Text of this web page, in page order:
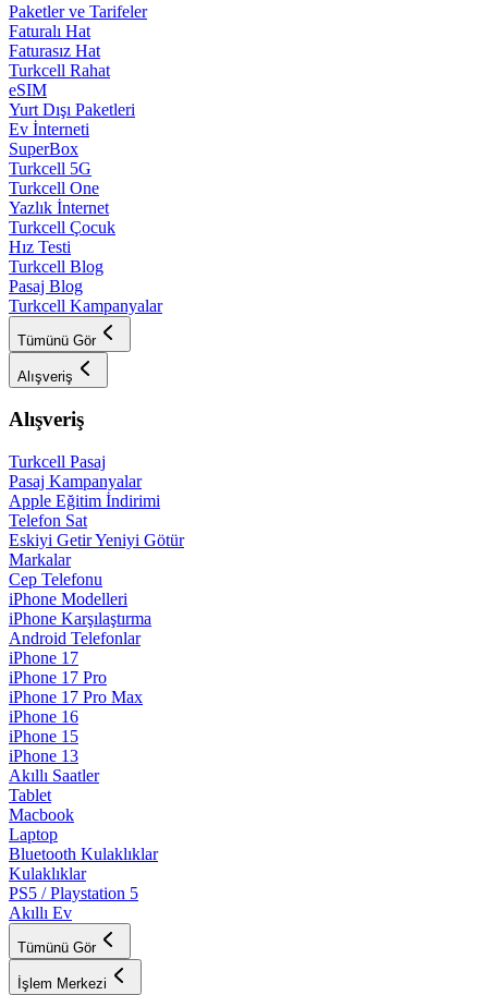
Paketler ve Tarifeler
Faturalı Hat
Faturasız Hat
Turkcell Rahat
eSIM
Yurt Dışı Paketleri
Ev İnterneti
SuperBox
Turkcell 5G
Turkcell One
Yazlık İnternet
Turkcell Çocuk
Hız Testi
Turkcell Blog
Pasaj Blog
Turkcell Kampanyalar
Tümünü Gör
Alışveriş
Alışveriş
Turkcell Pasaj
Pasaj Kampanyalar
Apple Eğitim İndirimi
Telefon Sat
Eskiyi Getir Yeniyi Götür
Markalar
Cep Telefonu
iPhone Modelleri
iPhone Karşılaştırma
Android Telefonlar
iPhone 17
iPhone 17 Pro
iPhone 17 Pro Max
iPhone 16
iPhone 15
iPhone 13
Akıllı Saatler
Tablet
Macbook
Laptop
Bluetooth Kulaklıklar
Kulaklıklar
PS5 / Playstation 5
Akıllı Ev
Tümünü Gör
İşlem Merkezi